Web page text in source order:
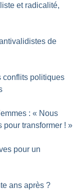
et radicalité,
de
conflits politiques
: « Nous
pour transformer ! »
pour un
ans après ?